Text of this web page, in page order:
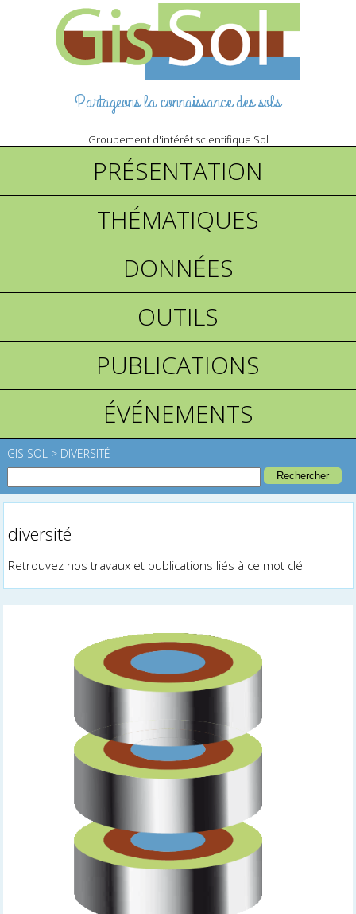
Partageons la connaissance des sols
Groupement d'intérêt scientifique Sol
PRÉSENTATION
THÉMATIQUES
DONNÉES
OUTILS
PUBLICATIONS
ÉVÉNEMENTS
GIS SOL > DIVERSITÉ
diversité
Retrouvez nos travaux et publications liés à ce mot clé